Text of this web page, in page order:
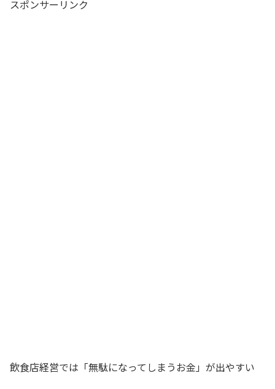
スポンサーリンク
飲食店経営では「無駄になってしまうお金」が出やすい